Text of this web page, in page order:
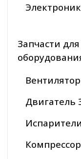
Запчасти
Двигатель